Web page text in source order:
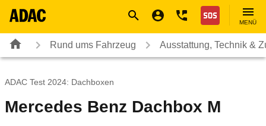
Nothilfe
MENÜ
Rund ums Fahrzeug Ausstattung, Technik &
ADAC Test 2024: Dachboxen
Mercedes Benz Dachbox M